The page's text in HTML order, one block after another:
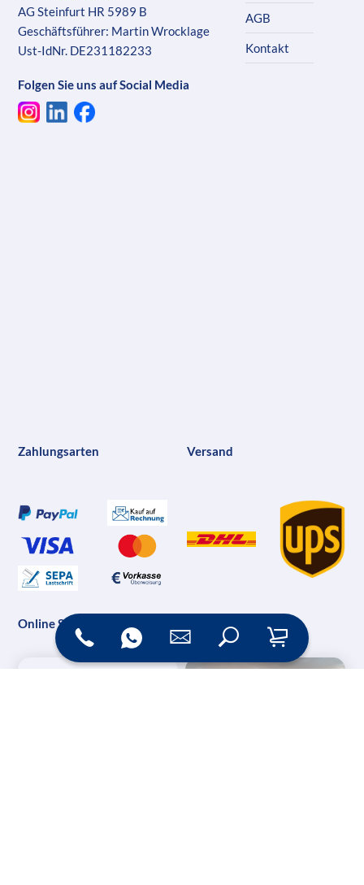
AG Steinfurt HR 5989 B
Geschäftsführer: Martin Wrocklage
Ust-IdNr. DE231182233
Folgen Sie uns auf Social Media
AGB
Kontakt
Zahlungsarten Versand
Online Shop